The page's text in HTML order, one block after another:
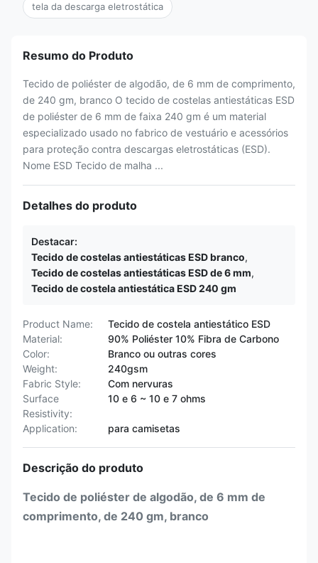
tela da descarga eletrostática
Resumo do Produto
Tecido de poliéster de algodão, de 6 mm de comprimento,
de 240 gm, branco O tecido de costelas antiestáticas ESD
de poliéster de 6 mm de faixa 240 gm é um material
especializado usado no fabrico de vestuário e acessórios
para proteção contra descargas eletrostáticas (ESD).
Nome ESD Tecido de malha ...
Detalhes do produto
Destacar:
Tecido de costelas antiestáticas ESD branco,
Tecido de costelas antiestáticas ESD de 6 mm,
Tecido de costela antiestática ESD 240 gm
Product Name:
Tecido de costela antiestático ESD
Material:
90% Poliéster 10% Fibra de Carbono
Color:
Branco ou outras cores
Weight:
240gsm
Fabric Style:
Com nervuras
Surface
Resistivity:
10 e 6 ~ 10 e 7 ohms
Application: para camisetas
Descrição do produto
Tecido de poliéster de algodão, de 6 mm de
comprimento, de 240 gm, branco